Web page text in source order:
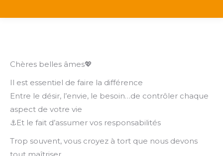
Chères belles âmes💖
Il est essentiel de faire la différence
Entre le désir, l’envie, le besoin…de contrôler chaque
aspect de votre vie
⚓️Et le fait d’assumer vos responsabilités
Trop souvent, vous croyez à tort que nous devons